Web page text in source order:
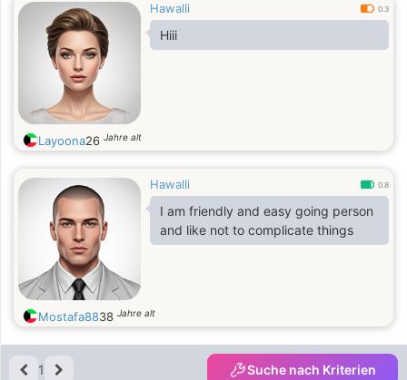
Hawalli 0.3
Hiii
Layoona26 Jahre alt
Hawalli 0.8
I am friendly and easy going person
and like not to complicate things
Mostafa8838 Jahre alt
1 Suche nach Kriterien